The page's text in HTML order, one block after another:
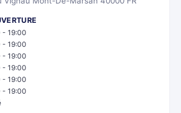
- 19:00
- 19:00
- 19:00
- 19:00
- 19:00
- 19:00